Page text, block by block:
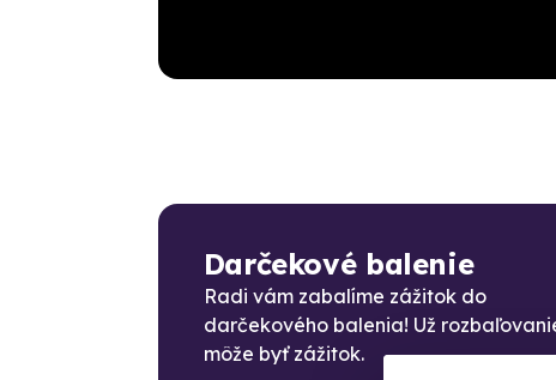
Darčekové balenie
Radi vám zabalíme zážitok do
darčekového balenia! Už
môže byť zážitok.